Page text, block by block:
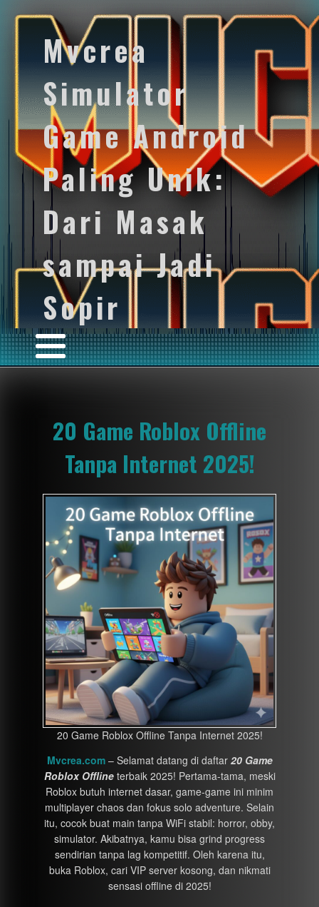
Mvcrea
Simulator
Game Android
Paling Unik:
Dari Masak
sampai Jadi
Sopir
20 Game Roblox Offline
Tanpa Internet 2025!
20 Game Roblox Offline Tanpa Internet 2025!
Mvcrea.com– Selamat datang di daftar 20 Game
Roblox Offlineterbaik 2025! Pertama-tama, meski
Roblox butuh internet dasar, game-game ini minim
multiplayer chaos dan fokus solo adventure. Selain
itu, cocok buat main tanpa WiFi stabil: horror, obby,
simulator. Akibatnya, kamu bisa grind progress
sendirian tanpa lag kompetitif. Oleh karena itu,
buka Roblox, cari VIP server kosong, dan nikmati
sensasi offline di 2025!